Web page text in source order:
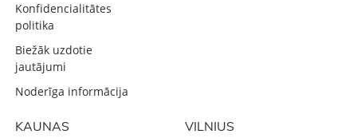
Konfidencialitātes
politika
Biežāk uzdotie
jautājumi
Noderīga informācija
KAUNAS VILNIUS